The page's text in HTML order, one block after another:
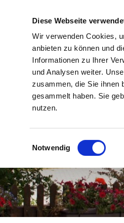
Diese Webseite
Wir verwenden Cookies,
anbieten zu können und
Informationen zu Ihrer
und Analysen weiter.
zusammen, die Sie ihnen
gesammelt haben. Sie
nutzen.
i
w
i
l
Notwendig
Reitstall Eiben